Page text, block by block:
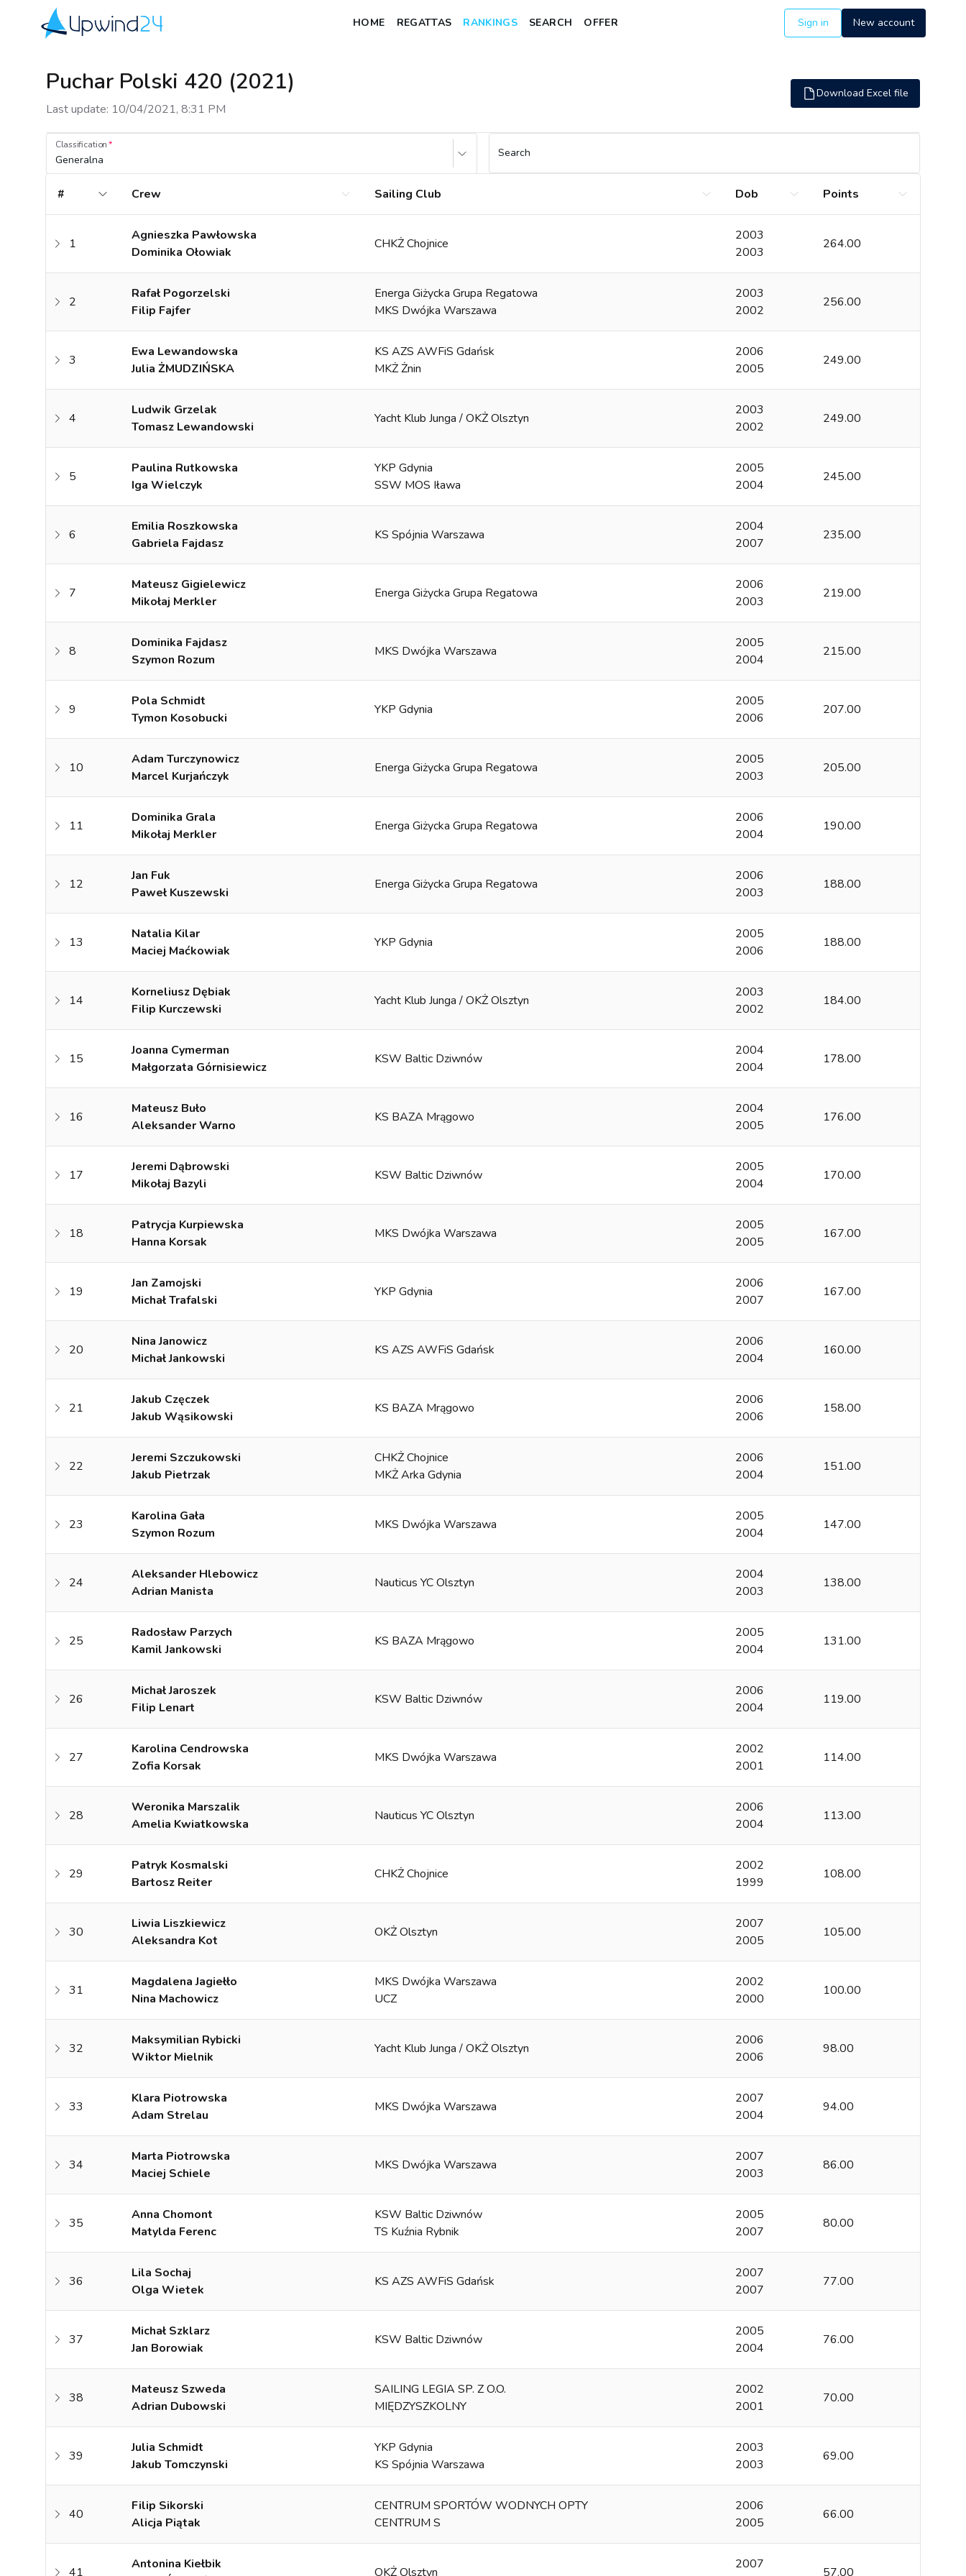
HOME REGATTAS RANKINGS SEARCH OFFER Sign in New account
Puchar Polski 420 (2021)
Last update: 10/04/2021, 8:31 PM
Download Excel file
Classification
Generalna
Search
# Crew Sailing Club Dob Points
1
Agnieszka Pawłowska
Dominika Ołowiak
CHKŻ Chojnice
2003
2003
264.00
2
Rafał Pogorzelski
Filip Fajfer
Energa Giżycka Grupa Regatowa
MKS Dwójka Warszawa
2003
2002
256.00
3
Ewa Lewandowska
Julia ŻMUDZIŃSKA
KS AZS AWFiS Gdańsk
MKŻ Żnin
2006
2005
249.00
4
Ludwik Grzelak
Tomasz Lewandowski
Yacht Klub Junga / OKŻ Olsztyn
2003
2002
249.00
5
Paulina Rutkowska
Iga Wielczyk
YKP Gdynia
SSW MOS Iława
2005
2004
245.00
6
Emilia Roszkowska
Gabriela Fajdasz
KS Spójnia Warszawa
2004
2007
235.00
7
Mateusz Gigielewicz
Mikołaj Merkler
Energa Giżycka Grupa Regatowa
2006
2003
219.00
8
Dominika Fajdasz
Szymon Rozum
MKS Dwójka Warszawa
2005
2004
215.00
9
Pola Schmidt
Tymon Kosobucki
YKP Gdynia
2005
2006
207.00
10
Adam Turczynowicz
Marcel Kurjańczyk
Energa Giżycka Grupa Regatowa
2005
2003
205.00
11
Dominika Grala
Mikołaj Merkler
Energa Giżycka Grupa Regatowa
2006
2004
190.00
12
Jan Fuk
Paweł Kuszewski
Energa Giżycka Grupa Regatowa
2006
2003
188.00
13
Natalia Kilar
Maciej Maćkowiak
YKP Gdynia
2005
2006
188.00
14
Korneliusz Dębiak
Filip Kurczewski
Yacht Klub Junga / OKŻ Olsztyn
2003
2002
184.00
15
Joanna Cymerman
Małgorzata Górnisiewicz
KSW Baltic Dziwnów
2004
2004
178.00
16
Mateusz Buło
Aleksander Warno
KS BAZA Mrągowo
2004
2005
176.00
17
Jeremi Dąbrowski
Mikołaj Bazyli
KSW Baltic Dziwnów
2005
2004
170.00
18
Patrycja Kurpiewska
Hanna Korsak
MKS Dwójka Warszawa
2005
2005
167.00
19
Jan Zamojski
Michał Trafalski
YKP Gdynia
2006
2007
167.00
20
Nina Janowicz
Michał Jankowski
KS AZS AWFiS Gdańsk
2006
2004
160.00
21
Jakub Częczek
Jakub Wąsikowski
KS BAZA Mrągowo
2006
2006
158.00
22
Jeremi Szczukowski
Jakub Pietrzak
CHKŻ Chojnice
MKŻ Arka Gdynia
2006
2004
151.00
23
Karolina Gała
Szymon Rozum
MKS Dwójka Warszawa
2005
2004
147.00
24
Aleksander Hlebowicz
Adrian Manista
Nauticus YC Olsztyn
2004
2003
138.00
25
Radosław Parzych
Kamil Jankowski
KS BAZA Mrągowo
2005
2004
131.00
26
Michał Jaroszek
Filip Lenart
KSW Baltic Dziwnów
2006
2004
119.00
27
Karolina Cendrowska
Zofia Korsak
MKS Dwójka Warszawa
2002
2001
114.00
28
Weronika Marszalik
Amelia Kwiatkowska
Nauticus YC Olsztyn
2006
2004
113.00
29
Patryk Kosmalski
Bartosz Reiter
CHKŻ Chojnice
2002
1999
108.00
30
Liwia Liszkiewicz
Aleksandra Kot
OKŻ Olsztyn
2007
2005
105.00
31
Magdalena Jagiełło
Nina Machowicz
MKS Dwójka Warszawa
UCZ
2002
2000
100.00
32
Maksymilian Rybicki
Wiktor Mielnik
Yacht Klub Junga / OKŻ Olsztyn
2006
2006
98.00
33
Klara Piotrowska
Adam Strelau
MKS Dwójka Warszawa
2007
2004
94.00
34
Marta Piotrowska
Maciej Schiele
MKS Dwójka Warszawa
2007
2003
86.00
35
Anna Chomont
Matylda Ferenc
KSW Baltic Dziwnów
TS Kuźnia Rybnik
2005
2007
80.00
36
Lila Sochaj
Olga Wietek
KS AZS AWFiS Gdańsk
2007
2007
77.00
37
Michał Szklarz
Jan Borowiak
KSW Baltic Dziwnów
2005
2004
76.00
38
Mateusz Szweda
Adrian Dubowski
SAILING LEGIA SP. Z O.O.
MIĘDZYSZKOLNY
2002
2001
70.00
39
Julia Schmidt
Jakub Tomczynski
YKP Gdynia
KS Spójnia Warszawa
2003
2003
69.00
40
Filip Sikorski
Alicja Piątak
CENTRUM SPORTÓW WODNYCH OPTY
CENTRUM S
2006
2005
66.00
41
Antonina Kiełbik
OKŻ Olsztyn
2007
57.00